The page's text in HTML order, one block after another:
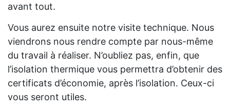
avant tout.
Vous aurez ensuite notre visite technique. Nous
viendrons nous rendre compte par nous-même
du travail à réaliser. N’oubliez pas, enfin, que
l’isolation thermique vous permettra d’obtenir des
certificats d’économie, après l’isolation. Ceux-ci
vous seront utiles.